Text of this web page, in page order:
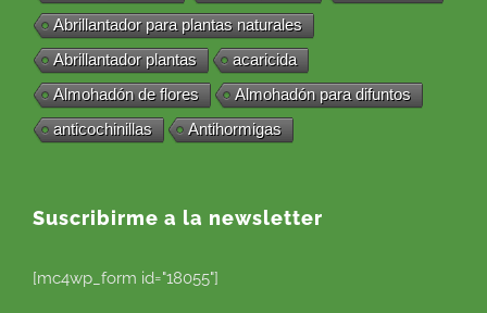
Abrillantador para plantas naturales
Abrillantador plantas
acaricida
Almohadón de flores
Almohadón para difuntos
anticochinillas
Antihormigas
Suscribirme a la newsletter
[mc4wp_form id="18055"]